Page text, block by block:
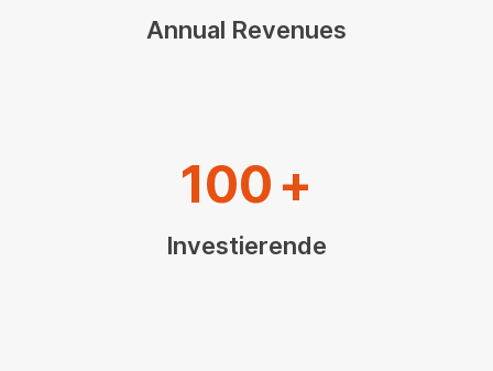
Annual Revenues
100+
Investierende